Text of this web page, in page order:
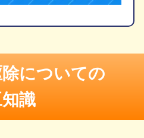
についての
識